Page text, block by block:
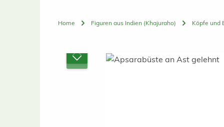
Home Figuren aus Indien (Khajuraho) Köpfe und
Bildergalerie überspringen